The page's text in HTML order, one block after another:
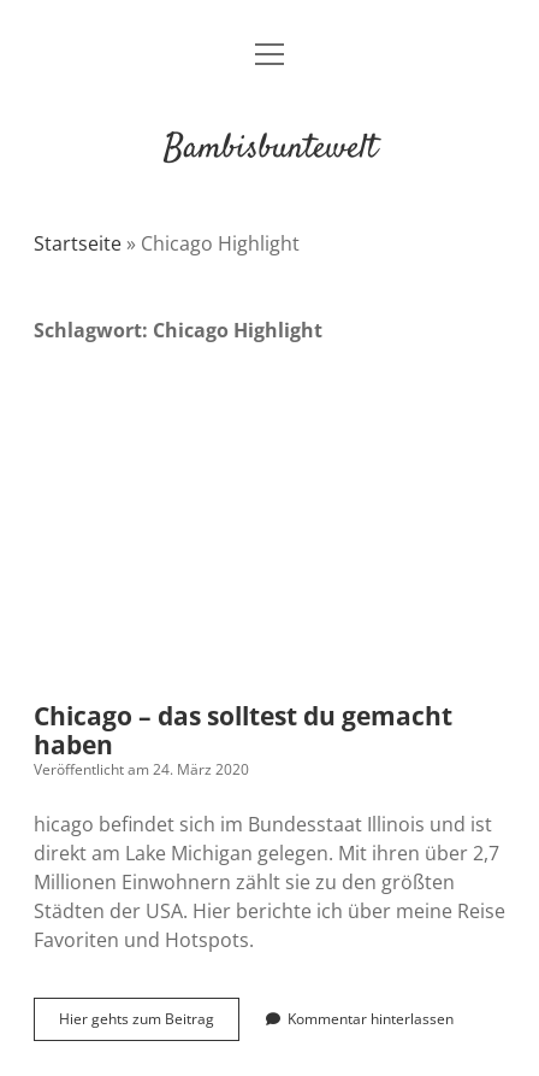
Über mich / Kontakt
Cookie-Richtlinie (EU)
Mail
Menü
Bambisbuntewelt
Startseite » Chicago Highlight
Schlagwort: Chicago Highlight
Chicago – das solltest du gemacht
haben
Veröffentlicht am 24. März 2020
hicago befindet sich im Bundesstaat Illinois und ist
direkt am Lake Michigan gelegen. Mit ihren über 2,7
Millionen Einwohnern zählt sie zu den größten
Städten der USA. Hier berichte ich über meine Reise
Favoriten und Hotspots.
Hier gehts zum BeitragChicago
–
Kommentar hinterlassen